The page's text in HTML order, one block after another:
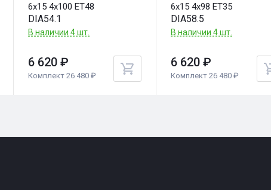
6x15 4x100 ET48
DIA54.1
В наличии 4 шт.
6 620 ₽
Комплект 26 480 ₽
6x15 4x98 ET35
DIA58.5
В наличии 4 шт.
6 620 ₽
Комплект 26 480 ₽